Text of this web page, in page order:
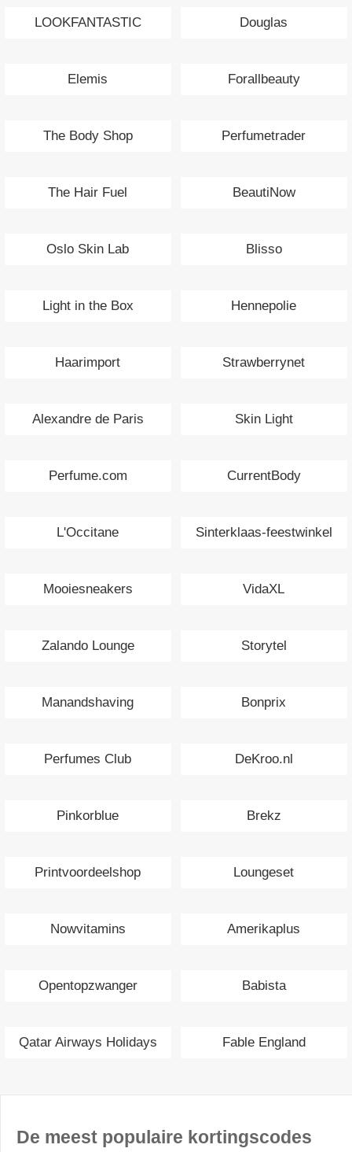
LOOKFANTASTIC Douglas
Elemis Forallbeauty
The Body Shop Perfumetrader
The Hair Fuel BeautiNow
Oslo Skin Lab Blisso
Light in the Box Hennepolie
Haarimport Strawberrynet
Alexandre de Paris Skin Light
Perfume.com CurrentBody
L'Occitane Sinterklaas-feestwinkel
Mooiesneakers VidaXL
Zalando Lounge Storytel
Manandshaving Bonprix
Perfumes Club DeKroo.nl
Pinkorblue Brekz
Printvoordeelshop Loungeset
Nowvitamins Amerikaplus
Opentopzwanger Babista
Qatar Airways Holidays Fable England
De meest populaire kortingscodes